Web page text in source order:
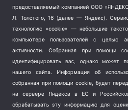
Терроризм (1)
Транспорт (262)
Туризм (178)
Флот (76)
Школа и спорт (2)
Экология (8)
предоставляемый компанией ООО
Л. Толстого, 16 (далее — Яндекс).
технологию «cookie» — небольшие
компьютере пользователей с целью
активности.
Собранная при помощи
идентифицировать вас, однако может
нашего сайта. Информация об
собранная при помощи cookie, будет
на сервере Яндекса в ЕС и
обрабатывать эту информацию для